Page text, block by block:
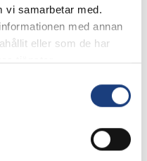
vi samarbetar med.
med annan
eller som de har
tjänster.